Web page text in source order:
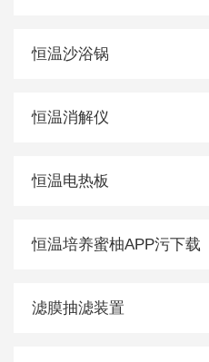
恒温沙浴锅
恒温消解仪
恒温电热板
恒温培养蜜柚APP污下载
滤膜抽滤装置